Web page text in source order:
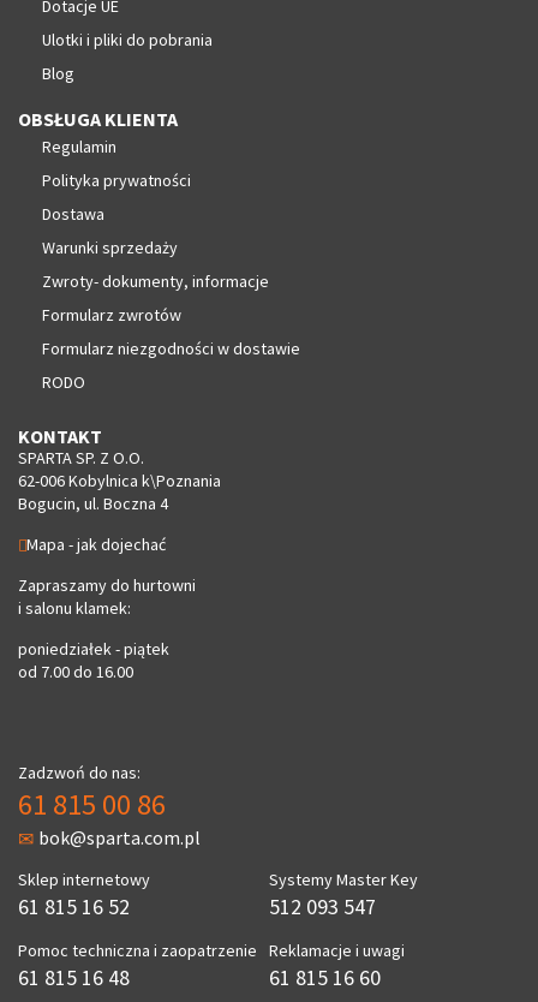
Dotacje UE
Ulotki i pliki do pobrania
Blog
OBSŁUGA KLIENTA
Regulamin
Polityka prywatności
Dostawa
Warunki sprzedaży
Zwroty- dokumenty, informacje
Formularz zwrotów
Formularz niezgodności w dostawie
RODO
KONTAKT
SPARTA SP. Z O.O.
62-006 Kobylnica k\Poznania
Bogucin, ul. Boczna 4
Mapa - jak dojechać
Zapraszamy do hurtowni
i salonu klamek:
poniedziałek - piątek
od 7.00 do 16.00
Zadzwoń do nas:
61 815 00 86
bok@sparta.com.pl
Sklep internetowy
61 815 16 52
Pomoc techniczna i zaopatrzenie
61 815 16 48
Systemy Master Key
512 093 547
Reklamacje i uwagi
61 815 16 60